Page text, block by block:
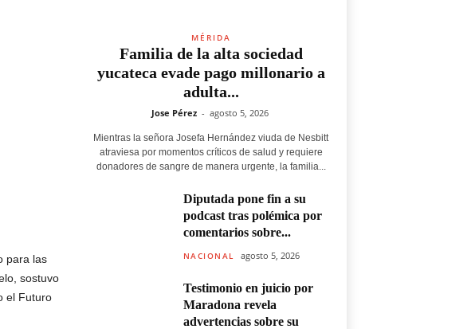
para las
sostuvo
el Futuro
MÉRIDA
Familia de la alta sociedad
yucateca evade pago millonario a
adulta...
Jose Pérez - agosto 5, 2026
Mientras la señora Josefa Hernández viuda de Nesbitt
atraviesa por momentos críticos de salud y requiere
donadores de sangre de manera urgente, la familia...
Diputada pone fin a su
podcast tras polémica por
comentarios sobre...
NACIONAL agosto 5, 2026
Testimonio en juicio por
Maradona revela
advertencias sobre su